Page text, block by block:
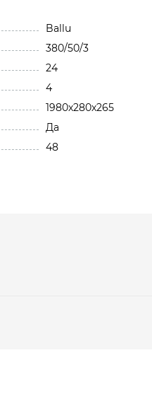
Ballu
380/50/3
24
4
1980х280х265
Да
48